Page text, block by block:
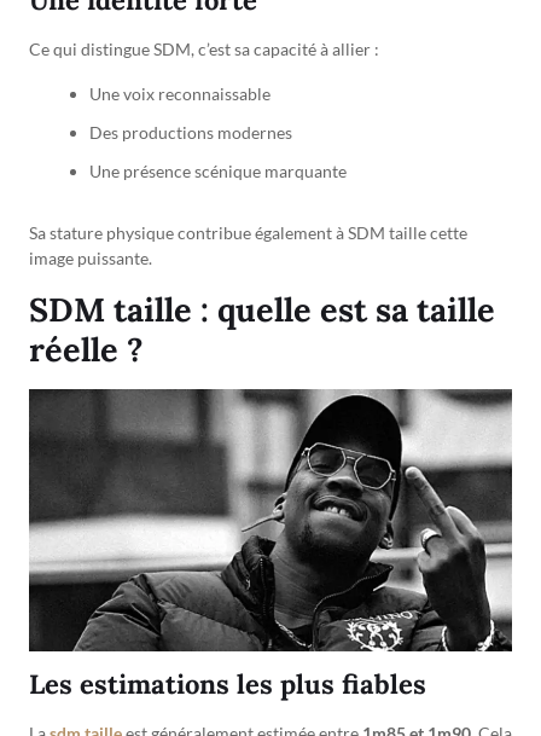
Ce qui distingue SDM, c’est sa capacité à allier :
Une voix reconnaissable
Des productions modernes
Une présence scénique marquante
Sa stature physique contribue également à SDM taille cette
image puissante.
SDM taille : quelle est sa taille
réelle ?
Les estimations les plus fiables